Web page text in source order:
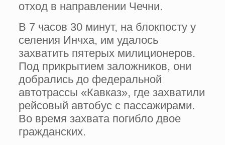
отход в направлении Чечни.
В 7 часов 30 минут, на блокпосту у
селения Инчха, им удалось
захватить пятерых милиционеров.
Под прикрытием заложников, они
добрались до федеральной
автотрассы «Кавказ», где захватили
рейсовый автобус с пассажирами.
Во время захвата погибло двое
гражданских.